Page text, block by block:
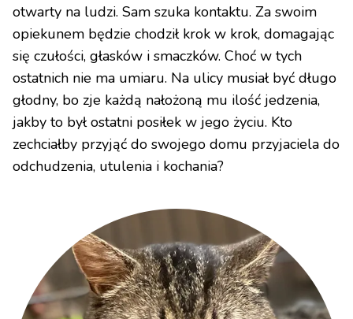
otwarty na ludzi. Sam szuka kontaktu. Za swoim
opiekunem będzie chodził krok w krok, domagając
się czułości, głasków i smaczków. Choć w tych
ostatnich nie ma umiaru. Na ulicy musiał być długo
głodny, bo zje każdą nałożoną mu ilość jedzenia,
jakby to był ostatni posiłek w jego życiu. Kto
zechciałby przyjąć do swojego domu przyjaciela do
odchudzenia, utulenia i kochania?